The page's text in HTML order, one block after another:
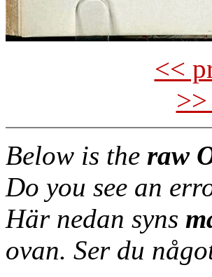
<<
Below is the raw
Do you see an
Här nedan syns
ovan. Ser du